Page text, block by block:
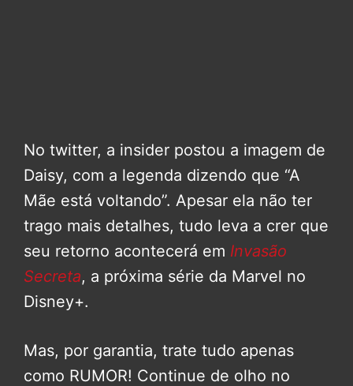
No twitter, a insider postou a imagem de
Daisy, com a legenda dizendo que “A
Mãe está voltando”. Apesar ela não ter
trago mais detalhes, tudo leva a crer que
seu retorno acontecerá em Invasão
Secreta, a próxima série da Marvel no
Disney+.
Mas, por garantia, trate tudo apenas
como RUMOR! Continue de olho no